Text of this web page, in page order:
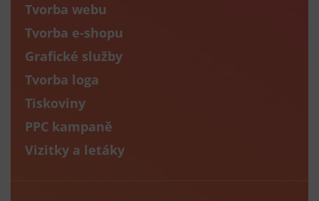
Tvorba webu
Tvorba e-shopu
Grafické služby
Tvorba loga
Tiskoviny
PPC kampaně
Vizitky a letáky